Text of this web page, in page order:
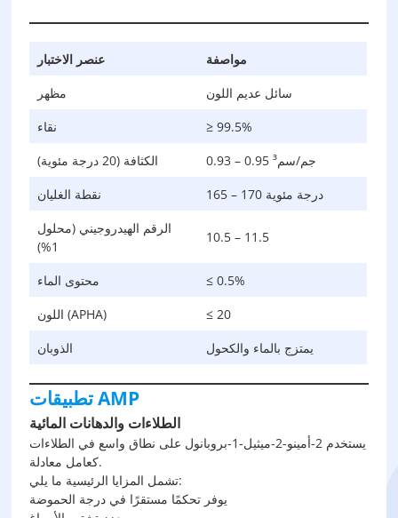
عنصر الاختبار
مواصفة
مظهر
سائل عديم اللون
نقاء
≥ 99.5%
الكثافة (20 درجة مئوية)
0.93 – 0.95 جم/سم³
نقطة الغليان
165 – 170 درجة مئوية
الرقم الهيدروجيني (محلول
1%)
10.5 – 11.5
محتوى الماء
≤ 0.5%
اللون (APHA)
≤ 20
الذوبان
يمتزج بالماء والكحول
تطبيقات AMP
الطلاءات والدهانات المائية
يستخدم 2-أمينو-2-ميثيل-1-بروبانول على نطاق واسع في الطلاءات
كعامل معادلة.
تشمل المزايا الرئيسية ما يلي:
يوفر تحكمًا مستقرًا في درجة الحموضة